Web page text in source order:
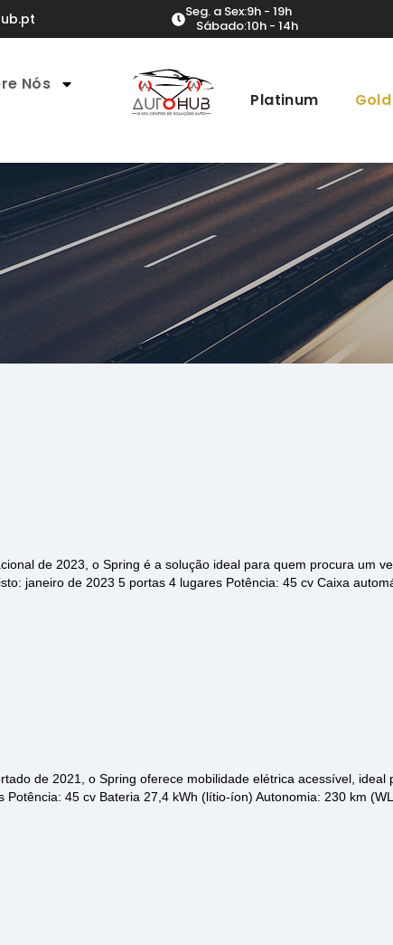
Seg. a Sex:
Sábado:
9h - 19h
10h - 14h
Nós
Platinum Gold
de 2023, o Spring é a solução ideal para quem procura um
janeiro de 2023 5 portas 4 lugares Potência: 45 cv Caixa
de 2021, o Spring oferece mobilidade elétrica acessível,
45 cv Bateria 27,4 kWh (lítio-íon) Autonomia: 230 km